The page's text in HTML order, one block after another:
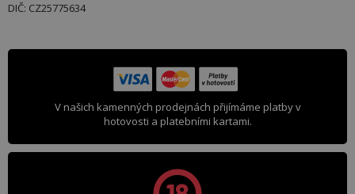
DIČ: CZ25775634
V našich kamenných prodejnách přijímáme platby v
hotovosti a platebními kartami.